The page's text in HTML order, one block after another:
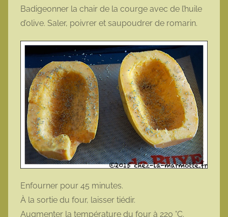
Badigeonner la chair de la courge avec de l’huile
d’olive. Saler, poivrer et saupoudrer de romarin.
Enfourner pour 45 minutes.
À la sortie du four, laisser tiédir.
Augmenter la température du four à 220 °C.